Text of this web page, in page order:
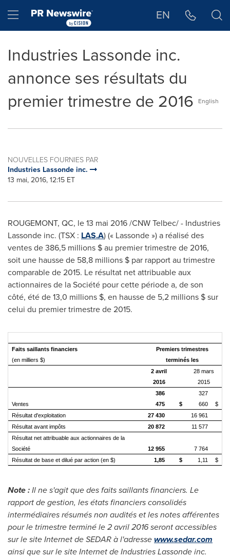
Hamburger menu EN
Industries Lassonde inc.
annonce ses résultats du
premier trimestre de 2016
English
NOUVELLES FOURNIES PAR
Industries Lassonde inc.
13 mai, 2016, 12:15 ET
ROUGEMONT, QC, le 13 mai 2016 /CNW Telbec/ - Industries
Lassonde inc. (TSX : LAS.A) (« Lassonde ») a réalisé des
ventes de 386,5 millions $ au premier trimestre de 2016,
soit une hausse de 58,8 millions $ par rapport au trimestre
comparable de 2015. Le résultat net attribuable aux
actionnaires de la Société pour cette période a, de son
côté, été de 13,0 millions $, en hausse de 5,2 millions $ sur
celui du premier trimestre de 2015.
Faits saillants financiers
(en milliers $)
Premiers trimestres
terminés les
2 avril
2016
28 mars
2015
Ventes
386
475
$
327
660
$
Résultat d'exploitation
27 430
16 961
Résultat avant impôts
20 872
11 577
Résultat net attribuable aux actionnaires de la
Société
12 955
7 764
Résultat de base et dilué par action (en $)
1,85 $ 1,11 $
Note :Il ne s'agit que des faits saillants financiers. Le
rapport de gestion, les états financiers consolidés
intermédiaires résumés non audités et les notes afférentes
pour le trimestre terminé le 2 avril 2016 seront accessibles
sur le site Internet de SEDAR à l'adressewww.sedar.com
ainsi que sur le site Internet de Industries Lassonde inc.